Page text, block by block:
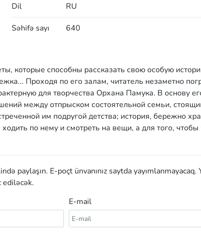
Dil RU
Səhifə sayı 640
которые способны рассказать свою особую
Проходя по его залам, читатель незаметно
для творчества Орхана Памука. В основу
между отпрыском состоятельной семьи,
им подругой детства; история, бережно
по нему и смотреть на вещи, а для того, чтобы
paylaşın. E-poçt ünvanınız saytda yayımlanmayacaq.
ediləcək.
E-mail